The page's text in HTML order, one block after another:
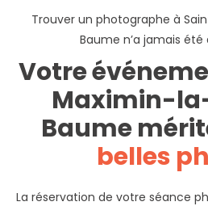
Trouver un photographe à
Baume n’a jamais été
Votre
Maximin-
Baume
belles
La réservation de votre séance